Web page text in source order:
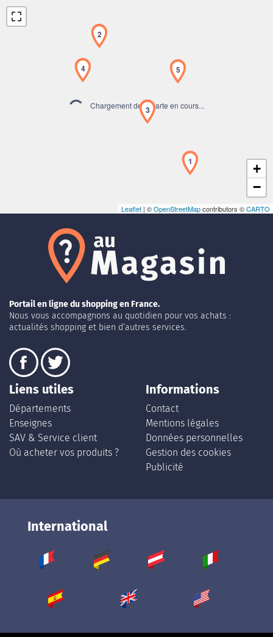
Chargement de la carte en cours...
1
2
3
4 5
+
−
Leaflet | ©OpenStreetMapcontributors ©CARTO
Portail en ligne du shopping en France.
Nous vous accompagnons au quotidien pour vos achats :
actualités shopping et bien d’autres services.
Liens utiles
Départements
Enseignes
SAV & Service client
Où acheter vos produits ?
Informations
Contact
Mentions légales
Données personnelles
Gestion des cookies
Publicité
International